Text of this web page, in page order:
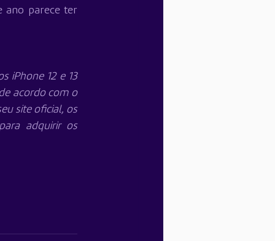
ano parece ter
iPhone 12 e 13
acordo com o
site oficial, os
adquirir os